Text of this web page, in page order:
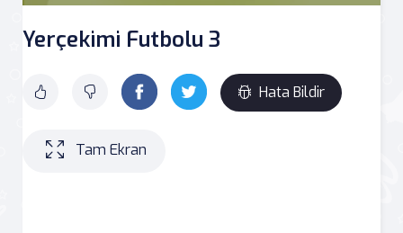
Yerçekimi Futbolu 3
Hata Bildir
Tam Ekran